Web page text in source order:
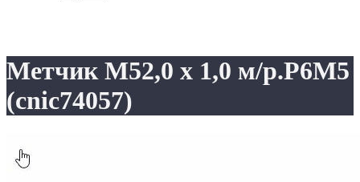
Метчик М52,0 х 1,0 м/р.Р6М5
(cnic74057)